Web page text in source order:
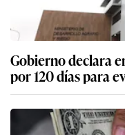
Gobierno declara
por 120 días para